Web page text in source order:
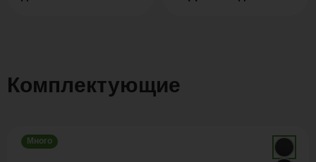
Комплектующие
Много